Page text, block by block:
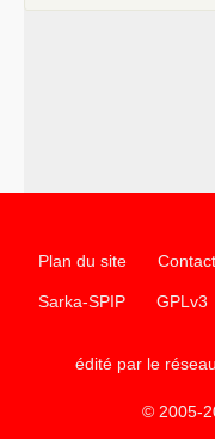
Plan du site Contact
Sarka-SPIP GPLv3
édité par le
© 2005-